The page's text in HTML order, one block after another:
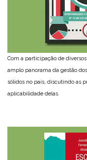
Com a participação de
amplo panorama da gestão
sólidos no país, discutindo as
aplicabilidade delas.